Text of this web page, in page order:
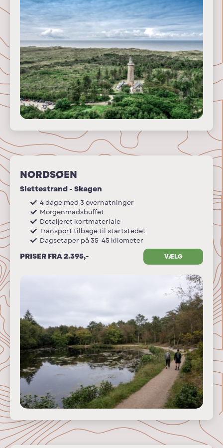
NORDSØEN
Slettestrand - Skagen
4 dage med 3 overnatninger
Morgenmadsbuffet
Detaljeret kortmateriale
Transport tilbage til startstedet
Dagsetaper på 35-45 kilometer
PRISER FRA 2.395,- VÆLG